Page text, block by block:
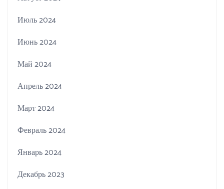
Июль 2024
Июнь 2024
Май 2024
Апрель 2024
Март 2024
Февраль 2024
Январь 2024
Декабрь 2023